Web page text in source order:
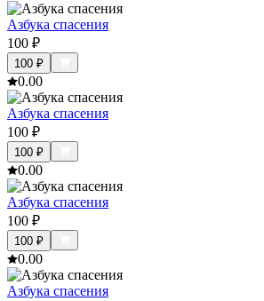
Азбука спасения
100 ₽
100 ₽
0.00
Азбука спасения
100 ₽
100 ₽
0.00
Азбука спасения
100 ₽
100 ₽
0.00
Азбука спасения